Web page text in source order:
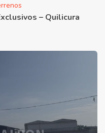
– Quilicura